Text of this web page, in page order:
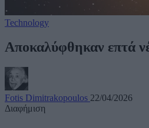
Technology
Αποκαλύφθηκαν επτά
Fotis Dimitrakopoulos 22/04/2026
Διαφήμιση